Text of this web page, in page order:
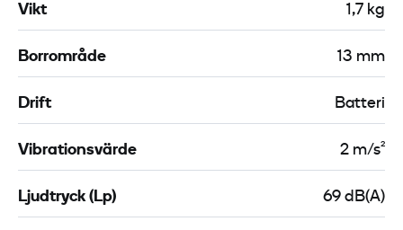
Vikt 1,7 kg
Borrområde 13 mm
Drift Batteri
Vibrationsvärde 2 m/s²
Ljudtryck (Lp) 69 dB(A)